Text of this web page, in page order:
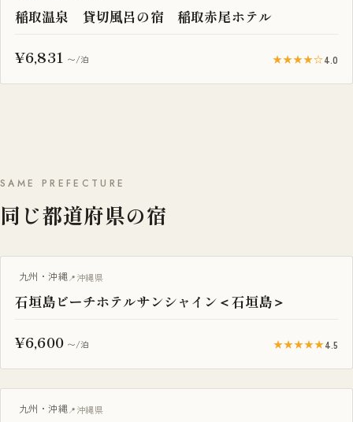
稲取温泉 貸切風呂の宿 稲取赤尾ホテル
¥6,831 〜/泊 ★★★★☆4.0
SAME PREFECTURE
同じ都道府県の宿
露天風呂付き客室
九州・沖縄 沖縄県
石垣島ビーチホテルサンシャイン＜石垣島＞
¥6,600 〜/泊 ★★★★★4.5
プール付き
九州・沖縄 沖縄県